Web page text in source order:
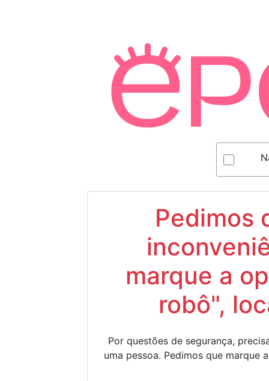
Pedimos
marque a
robô",
Por questões de segurança,
uma pessoa. Pedimos que marque